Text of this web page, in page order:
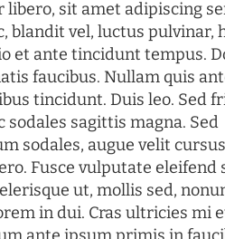
libero, sit amet adipiscing
blandit vel, luctus pulvinar,
et ante tincidunt tempus.
faucibus. Nullam quis
tincidunt. Duis leo. Sed
sagittis magna. Sed
sodales, augue velit
Fusce vulputate eleifend
ut, mollis sed,
in dui. Cras ultricies mi